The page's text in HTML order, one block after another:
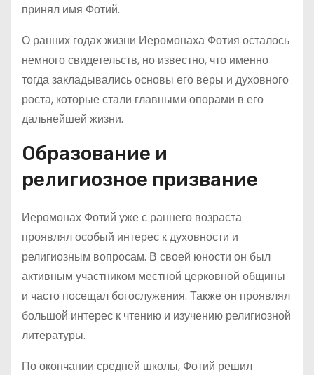
принял имя Фотий.
О ранних годах жизни Иеромонаха Фотия осталось
немного свидетельств, но известно, что именно
тогда закладывались основы его веры и духовного
роста, которые стали главными опорами в его
дальнейшей жизни.
Образование и
религиозное призвание
Иеромонах Фотий уже с раннего возраста
проявлял особый интерес к духовности и
религиозным вопросам. В своей юности он был
активным участником местной церковной общины
и часто посещал богослужения. Также он проявлял
большой интерес к чтению и изучению религиозной
литературы.
По окончании средней школы, Фотий решил